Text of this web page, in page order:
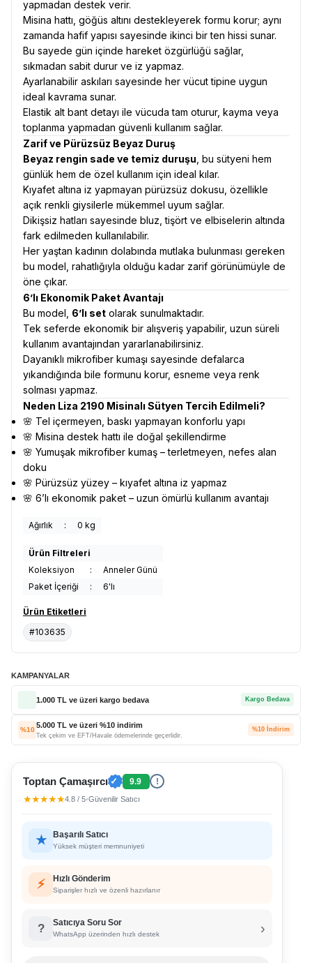
yapmadan destek verir.
Misina hattı, göğüs altını destekleyerek formu korur; aynı
zamanda hafif yapısı sayesinde ikinci bir ten hissi sunar.
Bu sayede gün içinde hareket özgürlüğü sağlar,
sıkmadan sabit durur ve iz yapmaz.
Ayarlanabilir askıları sayesinde her vücut tipine uygun
ideal kavrama sunar.
Elastik alt bant detayı ile vücuda tam oturur, kayma veya
toplanma yapmadan güvenli kullanım sağlar.
Zarif ve Pürüzsüz Beyaz Duruş
Beyaz rengin sade ve temiz duruşu , bu sütyeni hem
günlük hem de özel kullanım için ideal kılar.
Kıyafet altına iz yapmayan pürüzsüz dokusu, özellikle
açık renkli giysilerle mükemmel uyum sağlar.
Dikişsiz hatları sayesinde bluz, tişört ve elbiselerin altında
fark edilmeden kullanılabilir.
Her yaştan kadının dolabında mutlaka bulunması gereken
bu model, rahatlığıyla olduğu kadar zarif görünümüyle de
öne çıkar.
6’lı Ekonomik Paket Avantajı
Bu model, 6’lı set olarak sunulmaktadır.
Tek seferde ekonomik bir alışveriş yapabilir, uzun süreli
kullanım avantajından yararlanabilirsiniz.
Dayanıklı mikrofiber kumaşı sayesinde defalarca
yıkandığında bile formunu korur, esneme veya renk
solması yapmaz.
Neden Liza 2190 Misinalı Sütyen Tercih Edilmeli?
🌸 Tel içermeyen, baskı yapmayan konforlu yapı
🌸 Misina destek hattı ile doğal şekillendirme
🌸 Yumuşak mikrofiber kumaş – terletmeyen, nefes alan
doku
🌸 Pürüzsüz yüzey – kıyafet altına iz yapmaz
🌸 6’lı ekonomik paket – uzun ömürlü kullanım avantajı
Ağırlık : 0 kg
Ürün Filtreleri
Koleksiyon
:
Anneler Günü
Paket İçeriği
: 6'lı
Ürün Etiketleri
#103635
KAMPANYALAR
1.000 TL ve üzeri kargo bedava Kargo Bedava
%10
5.000 TL ve üzeri %10 indirim
Tek çekim ve EFT/Havale ödemelerinde geçerlidir.
%10 İndirim
Toptan Çamaşırcı ✓ 9.9 !
★★★★★4.8 / 5•Güvenilir Satıcı
★ Başarılı Satıcı
Yüksek müşteri memnuniyeti
⚡ Hızlı Gönderim
Siparişler hızlı ve özenli hazırlanır
? Satıcıya Soru Sor
WhatsApp üzerinden hızlı destek ›